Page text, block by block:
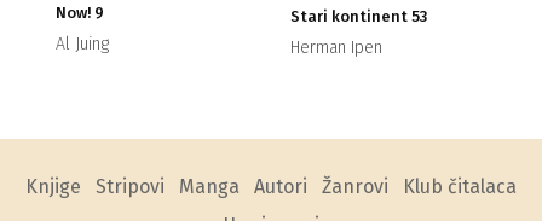
Now! 9
Al Juing
Stari kontinent 53
Herman Ipen
Knjige Stripovi Manga Autori Žanrovi
Klub čitalaca